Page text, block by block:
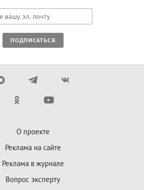
ПОДПИСАТЬСЯ
О проекте
Реклама на сайте
Реклама в журнале
Вопрос эксперту